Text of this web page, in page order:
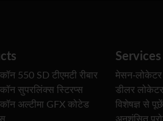
550 SD टीएमटी रीबार
सुपरलिंक्स स्टिरप्स
अल्टीमा GFX कोटेड
Services
मेसन-लोकेटर
डीलर लोकेटर
विशेषज्ञ से पूछें